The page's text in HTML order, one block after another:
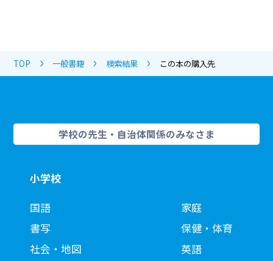
TOP 一般書籍 検索結果 この本の購入先
学校の先生・自治体関係のみなさま
小学校
国語
書写
社会・地図
家庭
保健・体育
英語